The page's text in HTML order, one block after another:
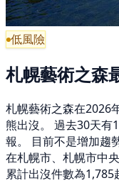
低風險
札幌藝術之森
札幌藝術之森在2026
熊出沒。 過去30天有
報。 目前不是增加趨
在札幌市、札幌市中
累計出沒件數為1,785